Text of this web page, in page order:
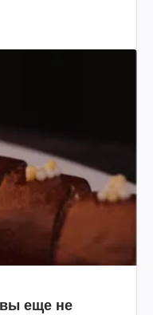
еще не